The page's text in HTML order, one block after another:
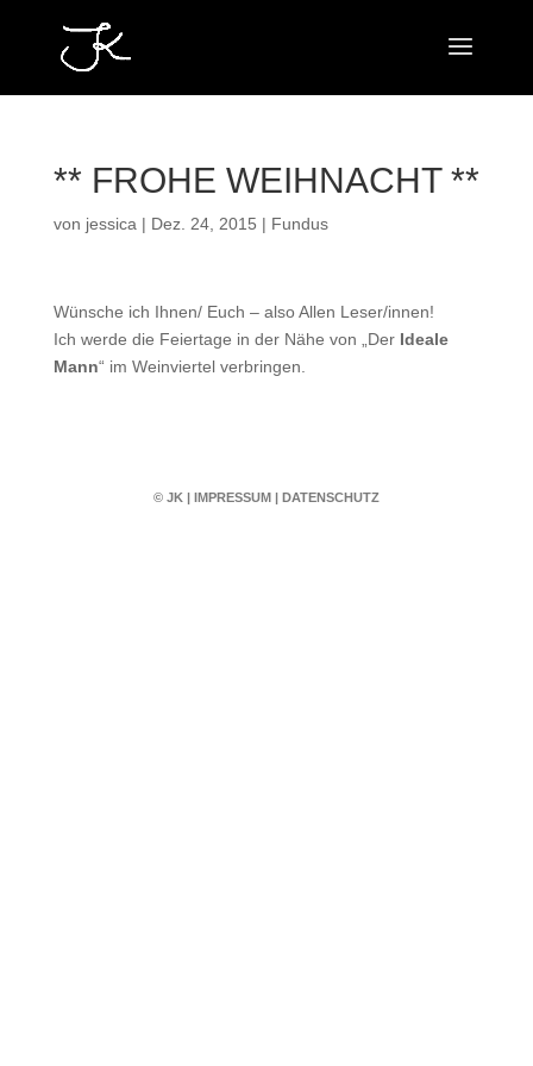
** FROHE WEIHNACHT **
von jessica | Dez. 24, 2015 | Fundus
Wünsche ich Ihnen/ Euch – also Allen Leser/innen!
Ich werde die Feiertage in der Nähe von „Der Ideale
Mann“ im Weinviertel verbringen.
© JK | IMPRESSUM| DATENSCHUTZ